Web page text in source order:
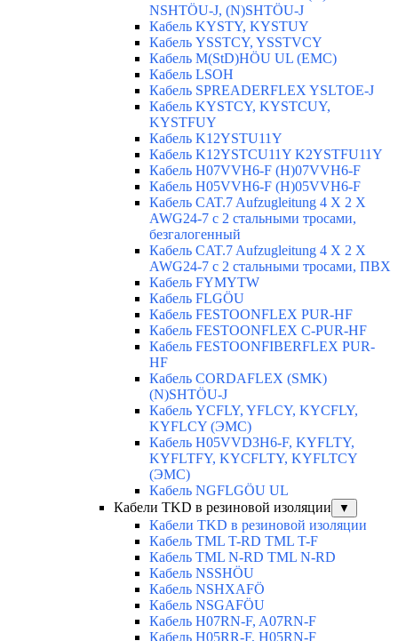
NSHTÖU-J, (N)SHTÖU-J
Кабель KYSTY, KYSTUY
Кабель YSSTCY, YSSTVCY
Кабель M(StD)HÖU UL (EMС)
Кабель LSOH
Кабель SPREADERFLEX YSLTOE-J
Кабель KYSTCY, KYSTCUY,
KYSTFUY
Кабель K12YSTU11Y
Кабель K12YSTCU11Y K2YSTFU11Y
Кабель H07VVH6-F (H)07VVH6-F
Кабель H05VVH6-F (H)05VVH6-F
Кабель CAT.7 Aufzugleitung 4 X 2 X
AWG24-7 c 2 стальными тросами,
безгалогенный
Кабель CAT.7 Aufzugleitung 4 X 2 X
AWG24-7 c 2 стальными тросами, ПВХ
Кабель FYMYTW
Кабель FLGÖU
Кабель FESTOONFLEX PUR-HF
Кабель FESTOONFLEX C-PUR-HF
Кабель FESTOONFIBERFLEX PUR-
HF
Кабель CORDAFLEX (SMK)
(N)SHTÖU-J
Кабель YCFLY, YFLCY, KYCFLY,
KYFLCY (ЭМС)
Кабель H05VVD3H6-F, KYFLTY,
KYFLTFY, KYCFLTY, KYFLTCY
(ЭMС)
Кабель NGFLGÖU UL
Кабели TKD в резиновой изоляции
▼
Кабели TKD в резиновой изоляции
Кабель TML T-RD TML T-F
Кабель TML N-RD TML N-RD
Кабель NSSHÖU
Кабель NSHXAFÖ
Кабель NSGAFÖU
Кабель H07RN-F, A07RN-F
Кабель H05RR-F, H05RN-F